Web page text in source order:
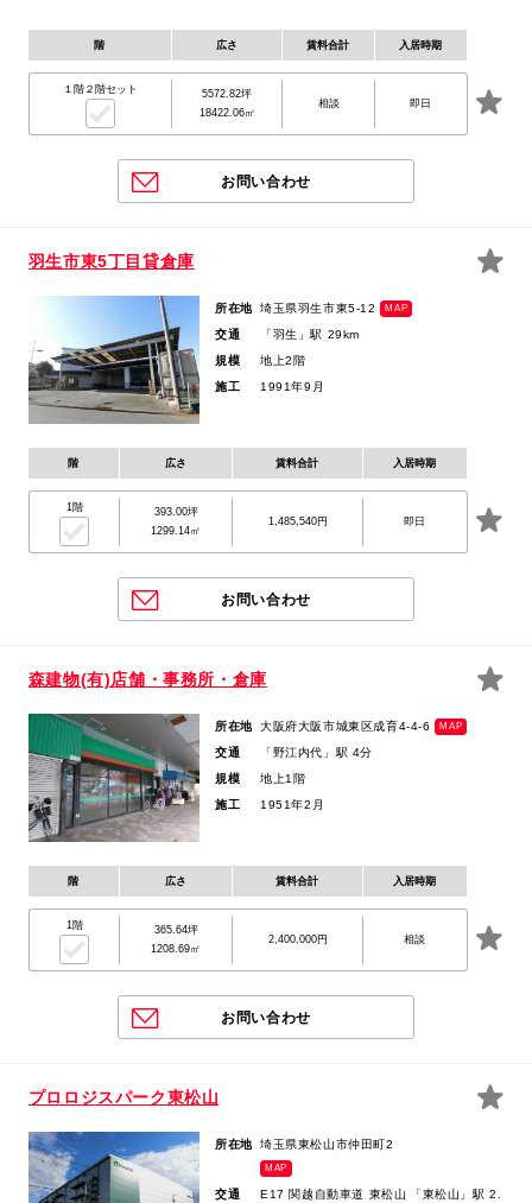
階 広さ 賃料合計 入居時期
１階２階セット
5572.82坪
18422.06㎡
相談 即日
お問い合わせ
羽生市東5丁目貸倉庫
所在地 埼玉県羽生市東5-12 MAP
交通
「羽生」駅 29km
規模
地上2階
施工
1991年9月
階 広さ 賃料合計 入居時期
1階
393.00坪
1299.14㎡
1,485,540円 即日
お問い合わせ
森建物(有)店舗・事務所・倉庫
所在地 大阪府大阪市城東区成育4-4-6 MAP
交通
「野江内代」駅 4分
規模
地上1階
施工
1951年2月
階 広さ 賃料合計 入居時期
1階
365.64坪
1208.69㎡
2,400,000円 相談
お問い合わせ
プロロジスパーク東松山
所在地 埼玉県東松山市仲田町2
MAP
交通
E17 関越自動車道 東松山
「東松山」駅 2.